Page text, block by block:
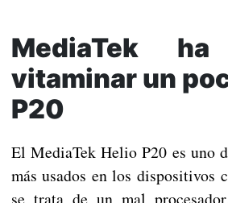
MediaTek
vitaminar un
P20
El MediaTek Helio P20 es uno
más usados en los dispositivos